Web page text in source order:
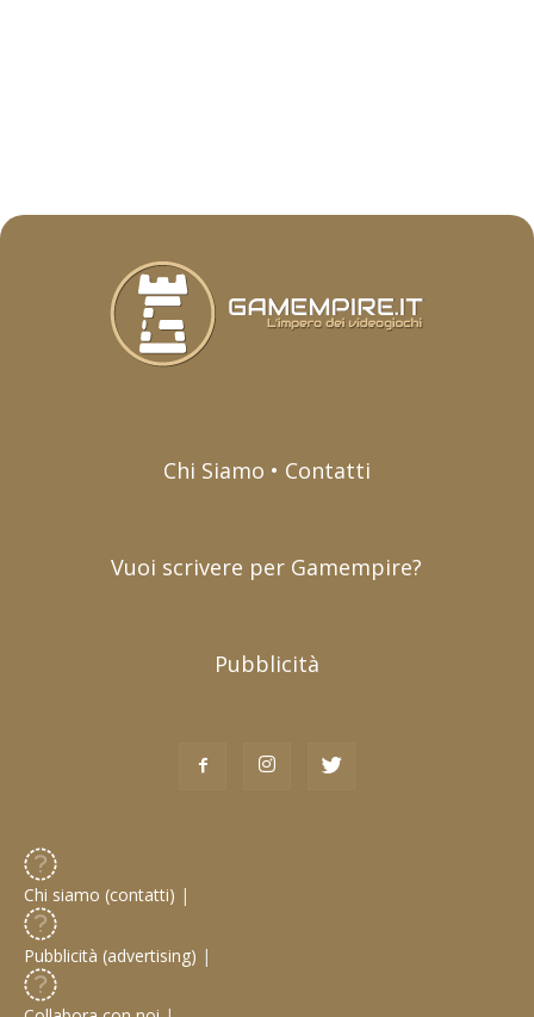
Chi Siamo • Contatti
Vuoi scrivere per Gamempire?
Pubblicità
Chi siamo (contatti) |
Pubblicità (advertising) |